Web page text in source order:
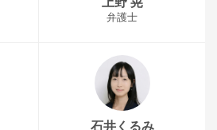
弁護士
石井くるみ